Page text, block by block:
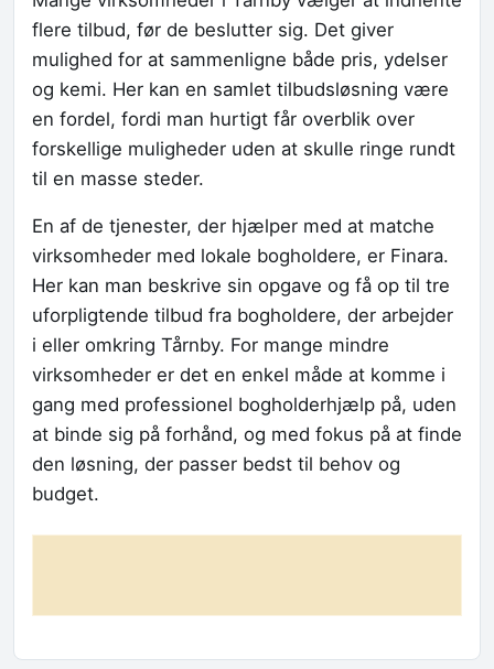
flere tilbud, før de beslutter sig. Det giver
mulighed for at sammenligne både pris, ydelser
og kemi. Her kan en samlet tilbudsløsning være
en fordel, fordi man hurtigt får overblik over
forskellige muligheder uden at skulle ringe rundt
til en masse steder.
En af de tjenester, der hjælper med at matche
virksomheder med lokale bogholdere, er Finara.
Her kan man beskrive sin opgave og få op til tre
uforpligtende tilbud fra bogholdere, der arbejder
i eller omkring Tårnby. For mange mindre
virksomheder er det en enkel måde at komme i
gang med professionel bogholderhjælp på, uden
at binde sig på forhånd, og med fokus på at finde
den løsning, der passer bedst til behov og
budget.